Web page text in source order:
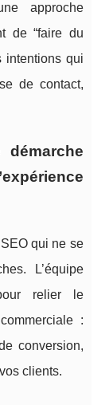
approche
de “faire du
intentions qui
de contact,
qui ne se
L’équipe
relier le
:
conversion,
clients.